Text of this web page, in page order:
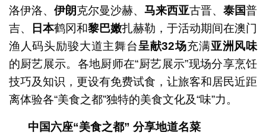
洛伊洛、 伊朗克尔曼沙赫、马来西亚古晋、泰国普
吉、
日本鹤冈和黎巴嫩扎赫勒，于活动期间在澳门
渔人码头励骏大道主舞台呈献32场充满亚洲风味
的厨艺展示。各地厨师在“厨艺展示”现场分享烹饪
技巧及知识，更设有免费试食，让旅客和居民近距
离体验各“美食之都”独特的美食文化及“味”力。
中国六座“美食之都” 分享地道名菜